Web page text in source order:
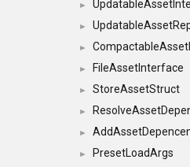
►
►
►
► FileAssetInterface
► StoreAssetStruct
►
►
► PresetLoadArgs